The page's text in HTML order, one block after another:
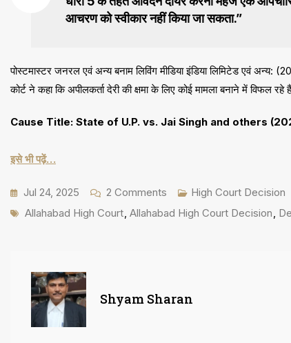
आचरण को स्वीकार नहीं किया जा सकता.”
पोस्टमास्टर जनरल एवं अन्य बनाम लिविंग मीडिया इंडिया लिमिटेड एवं अन्य:
कोर्ट ने कहा कि अपीलकर्ता देरी की क्षमा के लिए कोई मामला बनाने में विफल
Cause Title: State of U.P. vs. Jai Singh and others
इसे भी पढ़ें…
Jul 24, 2025 2 Comments On
Order
नहीं,
High Court Decision
Tags
Allahabad High Court Allahabad High Court Decision
Shyam Sharan